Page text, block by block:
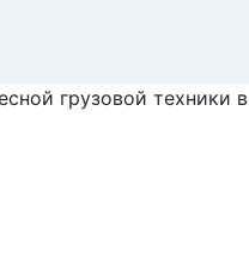
грузовой техники в